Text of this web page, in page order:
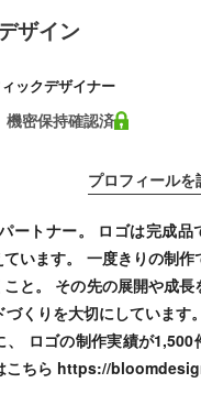
ザイン
ックデザイナー
機密保持確認済
プロフィールを
ートナー。 ロゴは完成品
います。 一度きりの制作
と。 その先の展開や成長
くりを大切にしています
ロゴの制作実績が1,500
こちら https://